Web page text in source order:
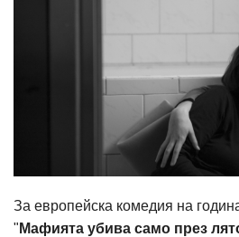
За европейска комедия на
" Мафията убива само през